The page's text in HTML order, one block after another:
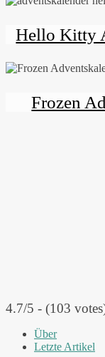
Hello Kitty
Frozen
4.7/5 - (103
Über
Letzte Artikel